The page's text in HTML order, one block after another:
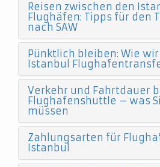
Reisen zwischen den
Flughäfen: Tipps für den
nach SAW
Pünktlich bleiben: Wie
Istanbul
Verkehr und Fahrtdauer
Flughafenshuttle – was
müssen
Zahlungsarten für
Istanbul